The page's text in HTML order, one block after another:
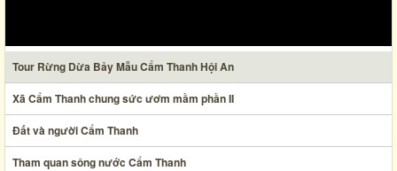
Tour Rừng Dừa Bảy Mẫu Cẩm Thanh Hội An
Xã Cẩm Thanh chung sức ươm mầm phần II
Đất và người Cẩm Thanh
Tham quan sông nước Cẩm Thanh